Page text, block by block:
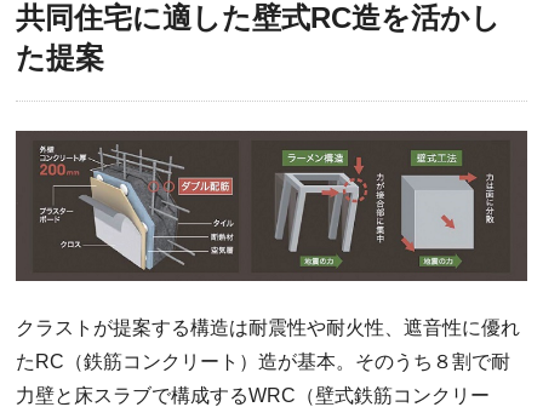
共同住宅に適した壁式RC造を活かし
た提案
クラストが提案する構造は耐震性や耐火性、遮音性に優れ
たRC（鉄筋コンクリート）造が基本。そのうち８割で耐
力壁と床スラブで構成するWRC（壁式鉄筋コンクリー